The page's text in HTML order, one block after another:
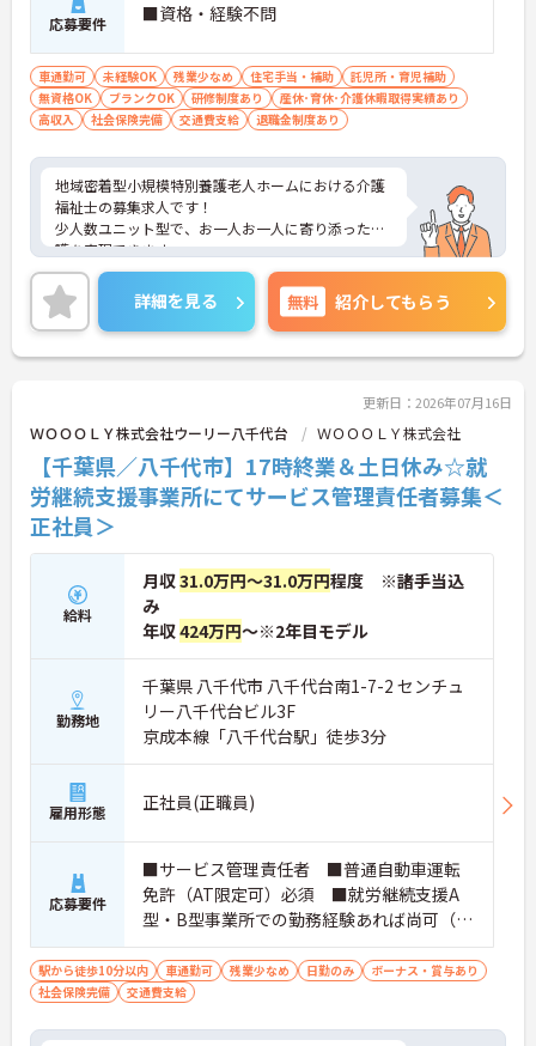
応募要件 ■資格・経験不問
車通勤可 未経験OK 残業少なめ 住宅手当・補助
託児所・育児補助
無資格OK
ブランクOK 研修制度あり
産休･育休･介護休暇取得実績あり
高収入
社会保険完備 交通費支給 退職金制度あり
地域密着型小規模特別養護老人ホームにおける介護
福祉士の募集求人です！
少人数ユニット型で、お一人お一人に寄り添った介
護を実現できます。
法人が運営する託児所があり子育て中の方も安心し
て働けます！
ご興味ある方には、面接のポイントなど、さらに詳
細をお話致しますのでお気軽にご相談ください。
詳細を見る 無料 紹介してもらう
更新日：2026年07月16日
ＷＯＯＯＬＹ株式会社ウーリー八千代台 ＷＯＯＯＬＹ株式会社
【千葉県／八千代市】17時終業＆土日休み☆就
労継続支援事業所にてサービス管理責任者募集＜
正社員＞
給料
月収31.0万円～31.0万円程度 ※諸手当込
み
年収424万円～※2年目モデル
勤務地
千葉県 八千代市 八千代台南1-7-2 センチュ
リー八千代台ビル3F
京成本線「八千代台駅」徒歩3分
雇用形態 正社員(正職員)
応募要件
■サービス管理責任者 ■普通自動車運転
免許（AT限定可）必須 ■就労継続支援A
型・B型事業所での勤務経験あれば尚可（未
経験でも可）
駅から徒歩10分以内 車通勤可 残業少なめ 日勤のみ
ボーナス・賞与あり
社会保険完備
交通費支給